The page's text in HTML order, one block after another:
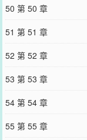
50 第 50 章
51 第 51 章
52 第 52 章
53 第 53 章
54 第 54 章
55 第 55 章